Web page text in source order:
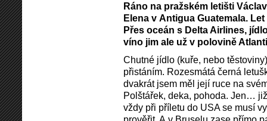
Ráno na pražském letišti
Elena v Antigua Guatemala.
Přes oceán s Delta Airlines,
víno jim ale už v polovině
Chutné jídlo (kuře, nebo
přistáním. Rozesmátá černá
dvakrát jsem měl její ruce na
Polštářek, deka, pohoda. Jen…
vždy při příletu do USA se musí